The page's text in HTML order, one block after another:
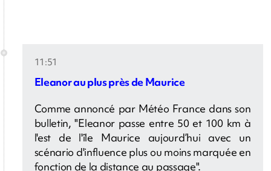
11:51
Eleanor au plus près de Maurice
Comme annoncé par Météo France dans son
bulletin, "Eleanor passe entre 50 et 100 km à
l'est de l'île Maurice aujourd’hui avec un
scénario d'influence plus ou moins marquée en
fonction de la distance au passage".